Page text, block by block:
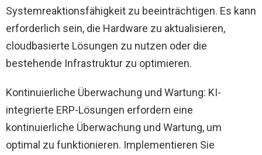
Systemreaktionsfähigkeit zu beeinträchtigen. Es kann
erforderlich sein, die Hardware zu aktualisieren,
cloudbasierte Lösungen zu nutzen oder die
bestehende Infrastruktur zu optimieren.
Kontinuierliche Überwachung und Wartung: KI-
integrierte ERP-Lösungen erfordern eine
kontinuierliche Überwachung und Wartung, um
optimal zu funktionieren. Implementieren Sie